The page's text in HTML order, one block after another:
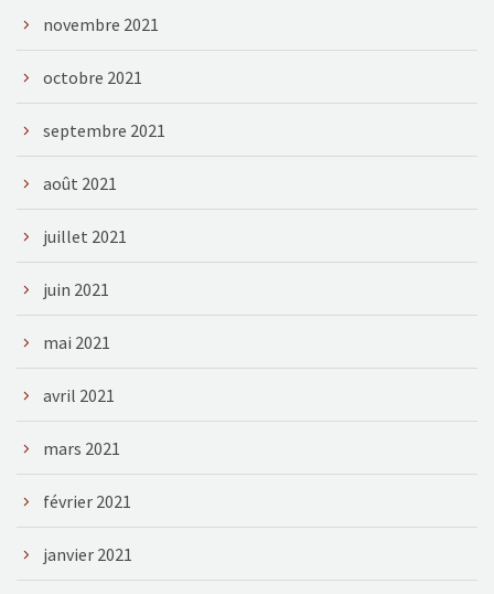
novembre 2021
octobre 2021
septembre 2021
août 2021
juillet 2021
juin 2021
mai 2021
avril 2021
mars 2021
février 2021
janvier 2021